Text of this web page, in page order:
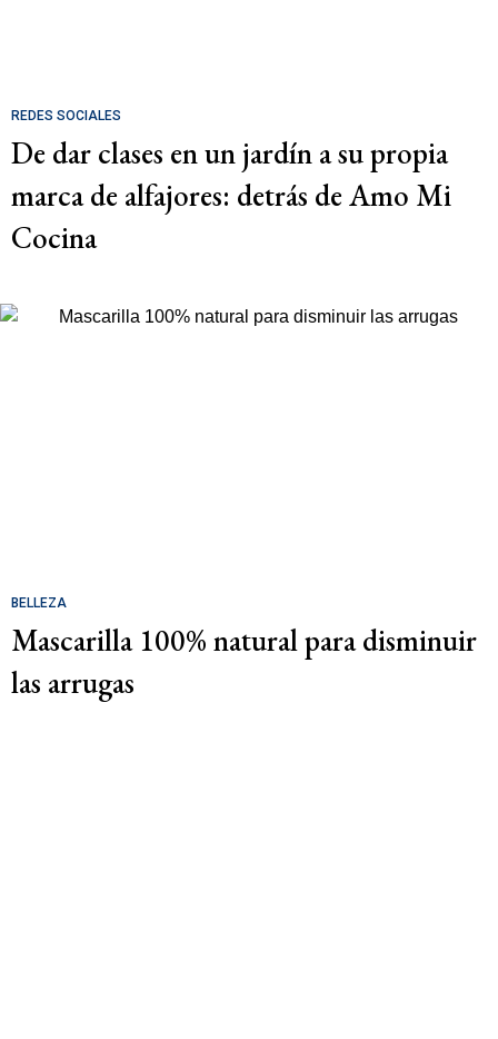
REDES SOCIALES
De dar clases en un jardín a su propia
marca de alfajores: detrás de Amo Mi
Cocina
BELLEZA
Mascarilla 100% natural para disminuir
las arrugas